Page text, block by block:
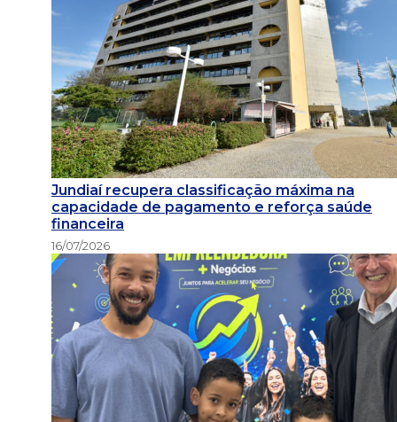
Jundiaí recupera classificação máxima na
capacidade de pagamento e reforça saúde
financeira
16/07/2026